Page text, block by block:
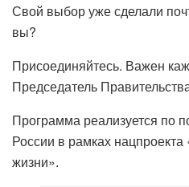
Свой выбор уже сделали
вы?
Присоединяйтесь. Важен
Председатель
Программа реализуется по
России в рамках
жизни».